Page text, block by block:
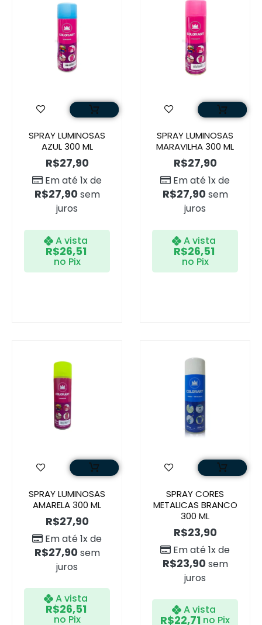
SPRAY LUMINOSAS
AZUL 300 ML
R$27,90
Em até 1x de
R$27,90 sem
juros
A vista
R$26,51
no Pix
SPRAY LUMINOSAS
MARAVILHA 300 ML
R$27,90
Em até 1x de
R$27,90 sem
juros
A vista
R$26,51
no Pix
SPRAY LUMINOSAS
AMARELA 300 ML
R$27,90
Em até 1x de
R$27,90 sem
juros
A vista
R$26,51
no Pix
SPRAY CORES
METALICAS BRANCO
300 ML
R$23,90
Em até 1x de
R$23,90 sem
juros
A vista
R$22,71 no Pix